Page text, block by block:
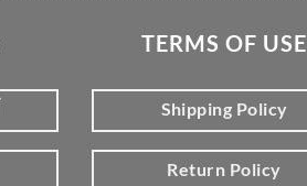
TERMS OF USE
Shipping Policy
Return Policy